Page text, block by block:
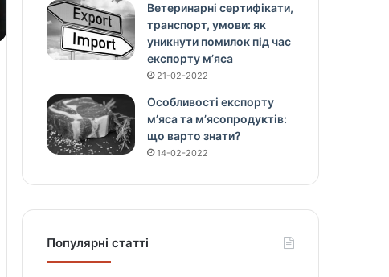
Ветеринарні сертифікати,
транспорт, умови: як
уникнути помилок під час
експорту м’яса
21-02-2022
Особливості експорту
м’яса та м’ясопродуктів:
що варто знати?
14-02-2022
Популярні статті